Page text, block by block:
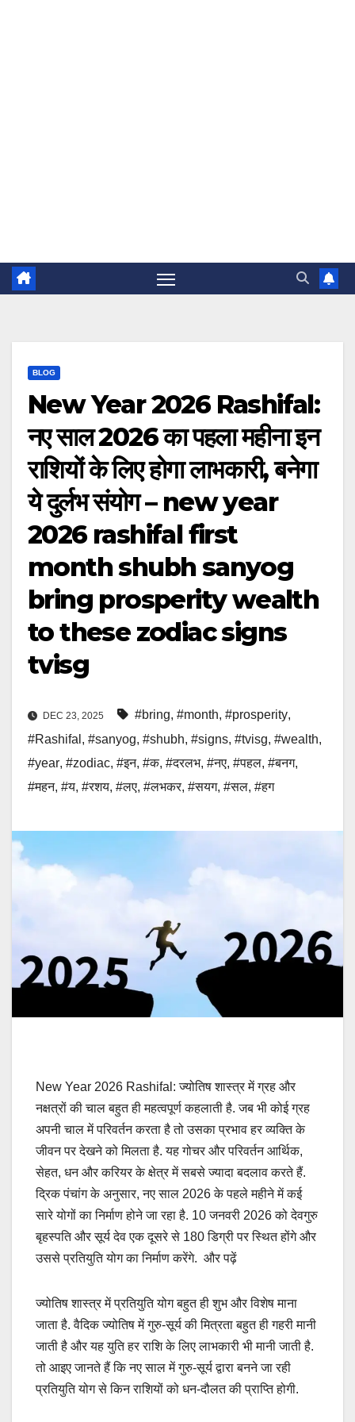
BLOG
New Year 2026 Rashifal:
नए साल 2026 का पहला महीना इन
राशियों के लिए होगा लाभकारी, बनेगा
ये दुर्लभ संयोग – new year
2026 rashifal first
month shubh sanyog
bring prosperity wealth
to these zodiac signs
tvisg
DEC 23, 2025 #bring, #month, #prosperity,
#Rashifal , #sanyog, #shubh, #signs, #tvisg, #wealth,
#year, #zodiac, #इन, #क, #दरलभ, #नए, #पहल, #बनग,
#महन, #य, #रशय, #लए, #लभकर, #सयग, #सल, #हग
New Year 2026 Rashifal: ज्योतिष शास्त्र में ग्रह और
नक्षत्रों की चाल बहुत ही महत्वपूर्ण कहलाती है. जब भी कोई ग्रह
अपनी चाल में परिवर्तन करता है तो उसका प्रभाव हर व्यक्ति के
जीवन पर देखने को मिलता है. यह गोचर और परिवर्तन आर्थिक,
सेहत, धन और करियर के क्षेत्र में सबसे ज्यादा बदलाव करते हैं.
द्रिक पंचांग के अनुसार, नए साल 2026 के पहले महीने में कई
सारे योगों का निर्माण होने जा रहा है. 10 जनवरी 2026 को देवगुरु
बृहस्पति और सूर्य देव एक दूसरे से 180 डिग्री पर स्थित होंगे और
उससे प्रतियुति योग का निर्माण करेंगे. और पढ़ें
ज्योतिष शास्त्र में प्रतियुति योग बहुत ही शुभ और विशेष माना
जाता है. वैदिक ज्योतिष में गुरु-सूर्य की मित्रता बहुत ही गहरी मानी
जाती है और यह युति हर राशि के लिए लाभकारी भी मानी जाती है.
तो आइए जानते हैं कि नए साल में गुरु-सूर्य द्वारा बनने जा रही
प्रतियुति योग से किन राशियों को धन-दौलत की प्राप्ति होगी.